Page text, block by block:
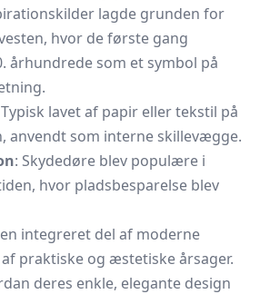
lagde grunden for
hvor de første gang
århundrede som et symbol på
lavet af papir eller tekstil på
som interne skillevægge.
: Skydedøre blev populære i
hvor pladsbesparelse blev
integreret del af moderne
praktiske og æstetiske årsager.
deres enkle, elegante design